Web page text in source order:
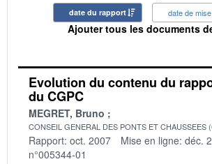
date du rapport date de
Ajouter tous les documents
Evolution du contenu du
du CGPC
MEGRET, Bruno
CONSEIL GENERAL DES PONTS ET CHAUSSEES
Rapport: oct. 2007 Mise en ligne: déc.
n°005344-01